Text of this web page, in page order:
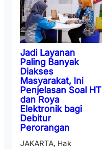
Jadi Layanan
Paling Banyak
Diakses
Masyarakat, Ini
Penjelasan Soal HT
dan Roya
Elektronik bagi
Debitur
Perorangan
JAKARTA, Hak